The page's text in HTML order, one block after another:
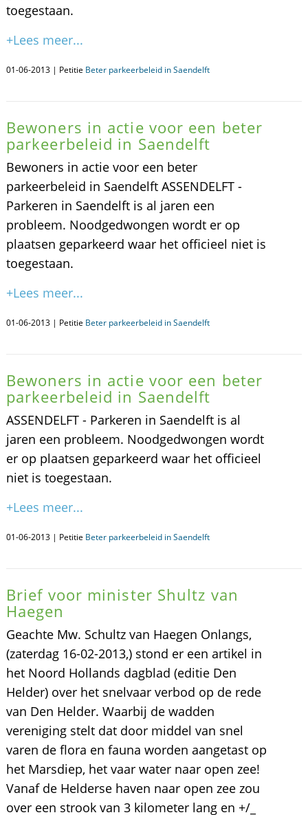
toegestaan.
+Lees meer...
01-06-2013 | Petitie Beter parkeerbeleid in Saendelft
Bewoners in actie voor een beter
parkeerbeleid in Saendelft
Bewoners in actie voor een beter
parkeerbeleid in Saendelft ASSENDELFT -
Parkeren in Saendelft is al jaren een
probleem. Noodgedwongen wordt er op
plaatsen geparkeerd waar het officieel niet is
toegestaan.
+Lees meer...
01-06-2013 | Petitie Beter parkeerbeleid in Saendelft
Bewoners in actie voor een beter
parkeerbeleid in Saendelft
ASSENDELFT - Parkeren in Saendelft is al
jaren een probleem. Noodgedwongen wordt
er op plaatsen geparkeerd waar het officieel
niet is toegestaan.
+Lees meer...
01-06-2013 | Petitie Beter parkeerbeleid in Saendelft
Brief voor minister Shultz van
Haegen
Geachte Mw. Schultz van Haegen Onlangs,
(zaterdag 16-02-2013,) stond er een artikel in
het Noord Hollands dagblad (editie Den
Helder) over het snelvaar verbod op de rede
van Den Helder. Waarbij de wadden
vereniging stelt dat door middel van snel
varen de flora en fauna worden aangetast op
het Marsdiep, het vaar water naar open zee!
Vanaf de Helderse haven naar open zee zou
over een strook van 3 kilometer lang en +/_